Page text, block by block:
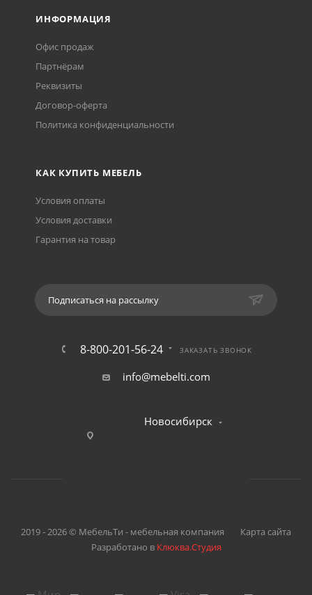
ИНФОРМАЦИЯ
Офис продаж
Партнёрам
Реквизиты
Договор-оферта
Политика конфиденциальности
КАК КУПИТЬ МЕБЕЛЬ
Условия оплаты
Условия доставки
Гарантия на товар
Подписаться на рассылку
8-800-201-56-24 ЗАКАЗАТЬ ЗВОНОК
info@mebelti.com
Новосибирск
2019 - 2026 © МебельТи - мебельная компания
Карта сайта
Разработано в Клюква.Студия